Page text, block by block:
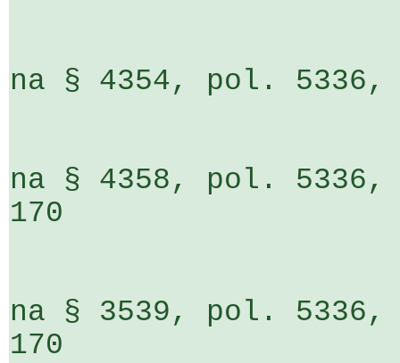
na § 4354, pol. 5336,
na § 4358, pol. 5336,
170
na § 3539, pol. 5336,
170